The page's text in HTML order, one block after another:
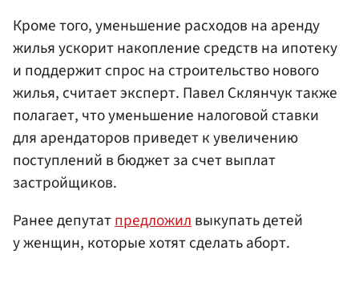
Кроме того, уменьшение расходов на аренду
жилья ускорит накопление средств на ипотеку
и поддержит спрос на строительство нового
жилья, считает эксперт. Павел Склянчук также
полагает, что уменьшение налоговой ставки
для арендаторов приведет к увеличению
поступлений в бюджет за счет выплат
застройщиков.
Ранее депутатпредложилвыкупать детей
у женщин, которые хотят сделать аборт.